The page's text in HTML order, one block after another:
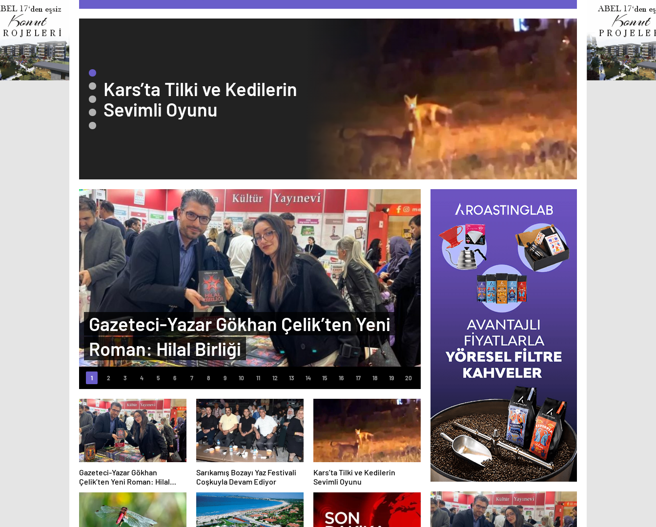
Kars’ta Tilki ve Kedilerin
Sevimli Oyunu
Gazeteci-Yazar Gökhan Çelik’ten Yeni
Roman: Hilal Birliği
Sarıkamış Bozayı Yaz
Devam Ediyor
Gazeteci-Yazar Gökhan
Çelik’ten Yeni Roman: Hilal
Birliği
Sarıkamış Bozayı Yaz Festivali
Coşkuyla Devam Ediyor
Kars’ta Tilki ve Kedilerin
Sevimli Oyunu